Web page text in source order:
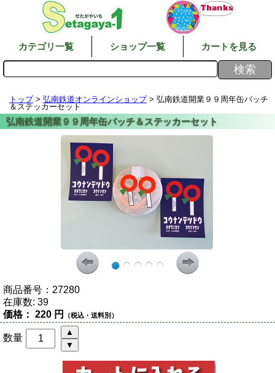
カテゴリ一覧 ショップ一覧 カートを見る
トップ> 弘南鉄道オンラインショップ> 弘南鉄道開業９９周年缶バッチ
＆ステッカーセット
商品番号： 27280
在庫数: 39
価格： 220 円 （税込・送料別）
数量